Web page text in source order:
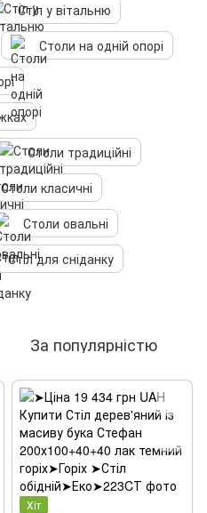
Стіл у вітальню
Столи на одній опорі
Столи традиційні
Столи класичні
Столи овальні
Стіл для сніданку
За популярністю
Хіт